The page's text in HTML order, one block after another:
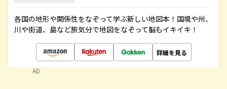
各国の地形や関係性をなぞって学ぶ新しい地図本！国境や州、
川や街道、島など旅気分で地図をなぞって脳もイキイキ！
詳細を見る
AD